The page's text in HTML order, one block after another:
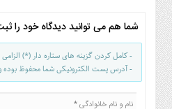
شما هم می توانید دیدگاه خود را
- کامل کردن گزینه های ستاره دار (*)
- آدرس پست الکترونیکی شما محفوظ بوده